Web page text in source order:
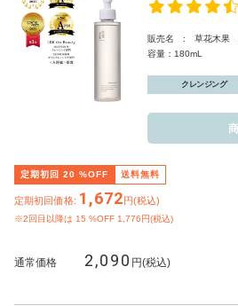
販売名 : 草花木果
容量：180mL
クレンジング
定期初回 20 %OFF 送料無料
定期初回価格: 1,672円(税込)
※2回目以降は 15 %OFF 1,776円(税込)
通常価格 2,090 円(税込)